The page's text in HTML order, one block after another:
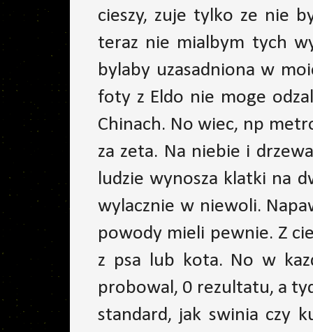
cieszy, zuje tylko ze nie
teraz nie mialbym tych
bylaby uzasadniona w
foty z Eldo nie moge
Chinach. No wiec, np
za zeta. Na niebie i
ludzie wynosza klatki na
wylacznie w niewoli.
powody mieli pewnie. Z
z psa lub kota. No w
probowal, 0 rezultatu, a
standard, jak swinia czy